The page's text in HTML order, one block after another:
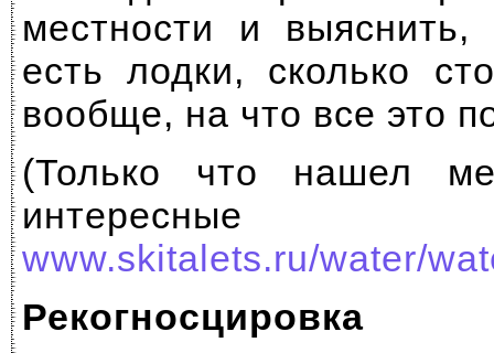
местности и
есть лодки, сколько
вообще, на что все это
(Только что нашел
www.skitalets.ru/water/
Рекогносцировка